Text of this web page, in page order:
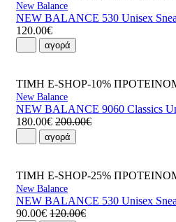
New Balance
NEW BALANCE 530 Unisex
120.00€
αγορά
ΤΙΜΗ E-SHOP-10%
New Balance
NEW BALANCE 9060 Classics
180.00€ 200.00€
αγορά
ΤΙΜΗ E-SHOP-25%
New Balance
NEW BALANCE 530 Unisex
90.00€ 120.00€